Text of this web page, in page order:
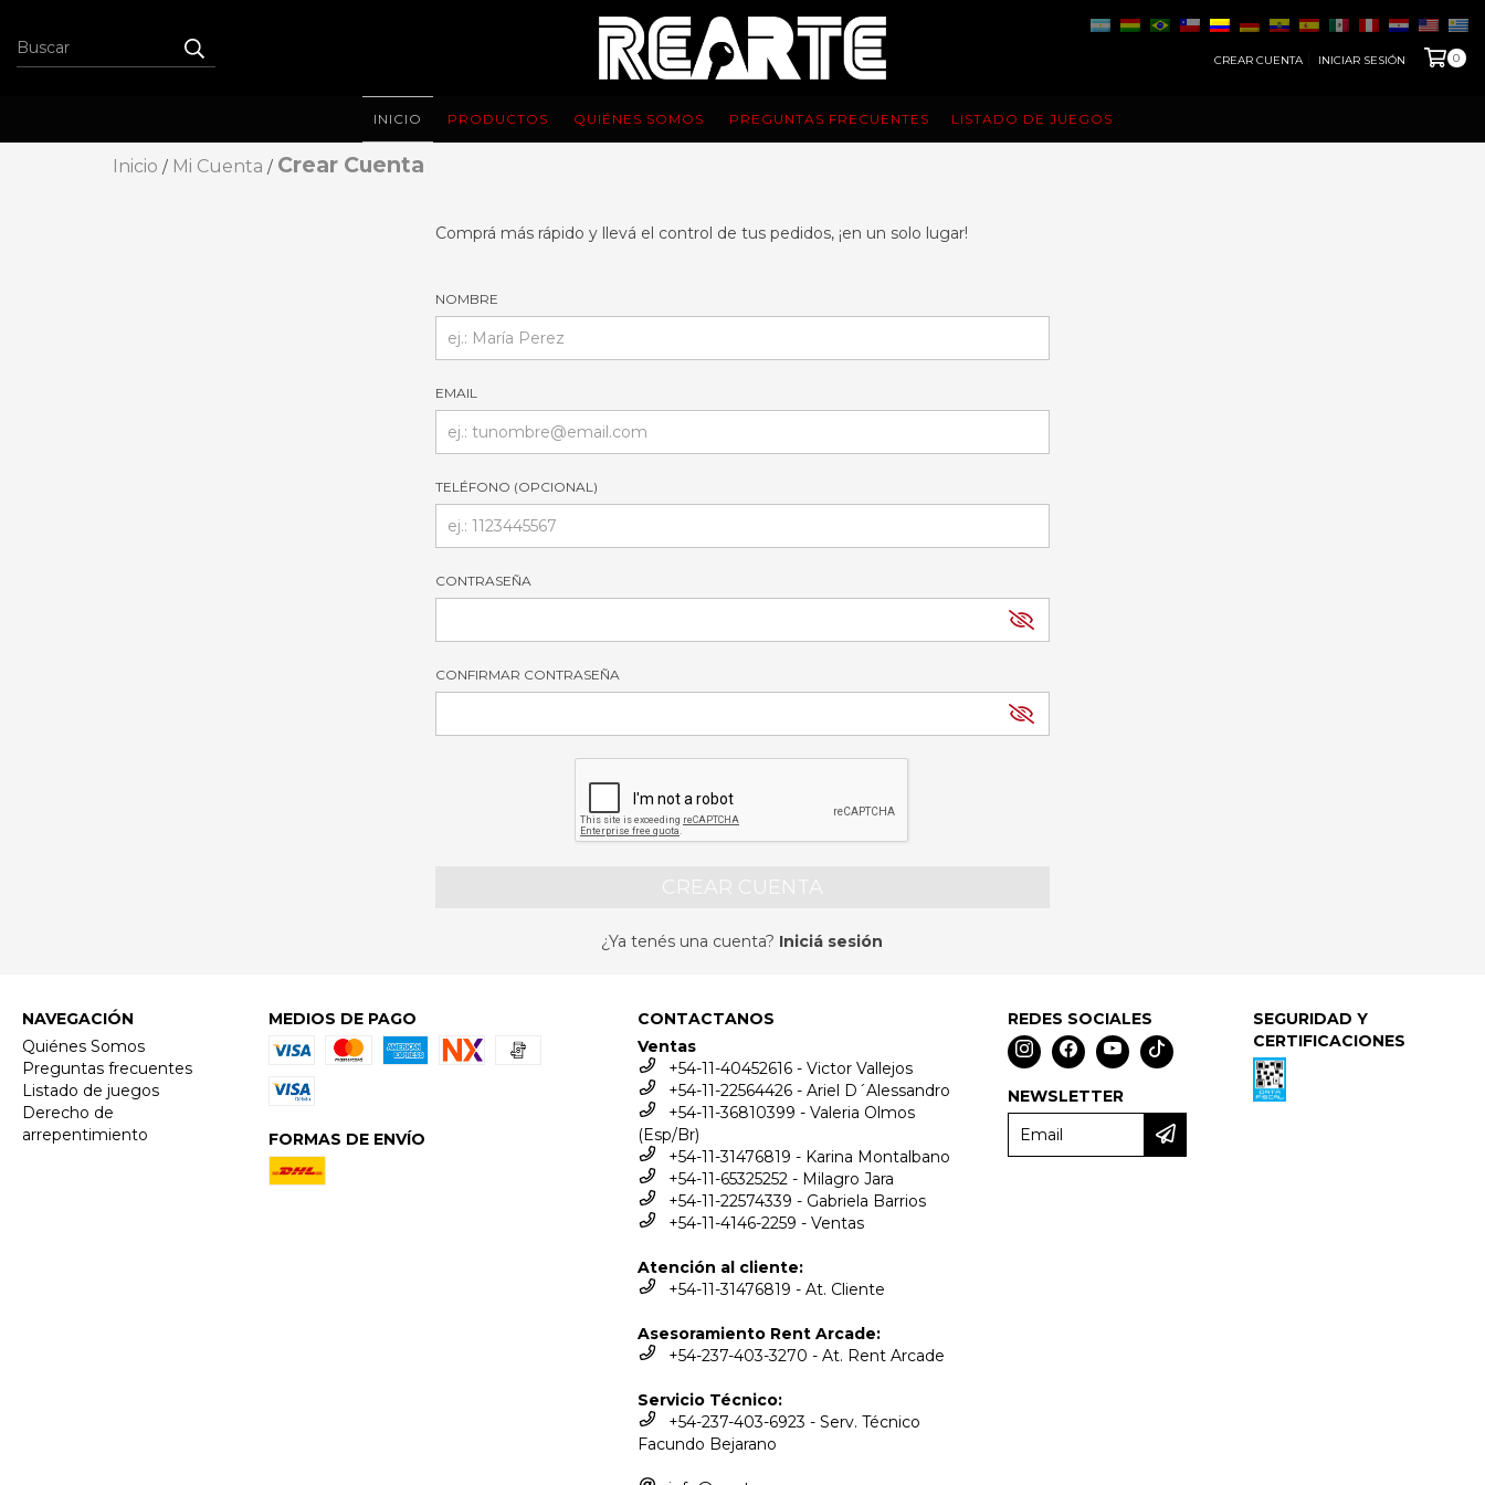
CREAR CUENTA INICIAR SESIÓN 0
INICIO PRODUCTOS QUIÉNES SOMOS PREGUNTAS FRECUENTES LISTADO DE JUEGOS
Inicio / Mi Cuenta / Crear Cuenta
Comprá más rápido y llevá el control de tus pedidos, ¡en un solo lugar!
NOMBRE
EMAIL
TELÉFONO (OPCIONAL)
CONTRASEÑA
CONFIRMAR CONTRASEÑA
¿Ya tenés una cuenta? Iniciá sesión
NAVEGACIÓN
Quiénes Somos
Preguntas frecuentes
Listado de juegos
Derecho de
arrepentimiento
MEDIOS DE PAGO
FORMAS DE ENVÍO
CONTACTANOS
Ventas
+54-11-40452616 - Victor Vallejos
+54-11-22564426 - Ariel D´Alessandro
+54-11-36810399 - Valeria Olmos
(Esp/Br)
+54-11-31476819 - Karina Montalbano
+54-11-65325252 - Milagro Jara
+54-11-22574339 - Gabriela Barrios
+54-11-4146-2259 - Ventas
Atención al cliente:
+54-11-31476819 - At. Cliente
Asesoramiento Rent Arcade:
+54-237-403-3270 - At. Rent Arcade
Servicio Técnico:
+54-237-403-6923 - Serv. Técnico
Facundo Bejarano
REDES SOCIALES
NEWSLETTER
SEGURIDAD Y
CERTIFICACIONES